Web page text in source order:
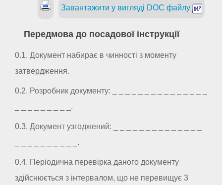
Завантажити у вигляді DOC файлу
Передмова до посадової інструкції
0.1. Документ набирає в чинності з моменту
затвердження.
0.2. Розробник документу: _ _ _ _ _ _ _ _ _ _ _ _ _ _ _
_ _ _ _ _ _ _ _ _.
0.3. Документ узгоджений: _ _ _ _ _ _ _ _ _ _ _ _ _ _
_ _ _ _ _ _ _ _ _ _.
0.4. Періодична перевірка даного документу
здійснюється з інтервалом, що не перевищує 3